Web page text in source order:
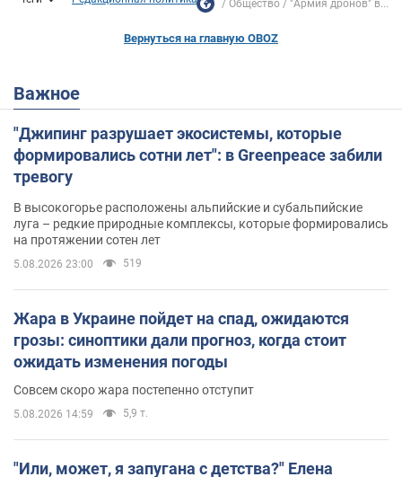
Общество "Армия дронов" в...
Вернуться на главную OBOZ
Важное
"Джипинг разрушает экосистемы, которые
формировались сотни лет": в Greenpeace забили
тревогу
В высокогорье расположены альпийские и субальпийские
луга – редкие природные комплексы, которые формировались
на протяжении сотен лет
5.08.2026 23:00 519
Жара в Украине пойдет на спад, ожидаются
грозы: синоптики дали прогноз, когда стоит
ожидать изменения погоды
Совсем скоро жара постепенно отступит
5.08.2026 14:59 5,9 т.
"Или, может, я запугана с детства?" Елена